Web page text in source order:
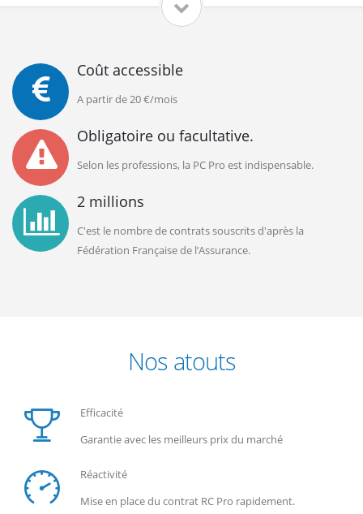
Coût accessible
A partir de 20 €/mois
Obligatoire ou facultative.
Selon les professions, la PC Pro est indispensable.
2 millions
C'est le nombre de contrats souscrits d'après la
Fédération Française de l’Assurance.
Nos atouts
Efficacité
Garantie avec les meilleurs prix du marché
Réactivité
Mise en place du contrat RC Pro rapidement.